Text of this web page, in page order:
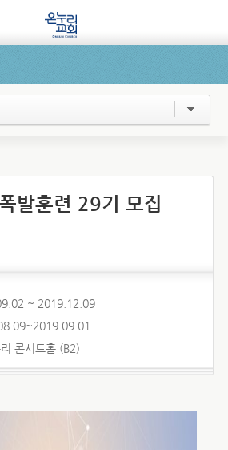
발훈련 29기 모집
~ 2019.12.09
콘서트홀 (B2)